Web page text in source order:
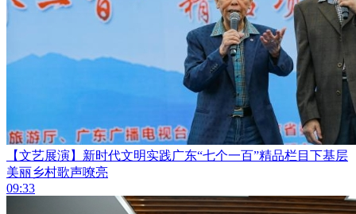
【文艺展演】新时代文明实践广东“七个一百”精品栏目下基层
美丽乡村歌声嘹亮
09:33